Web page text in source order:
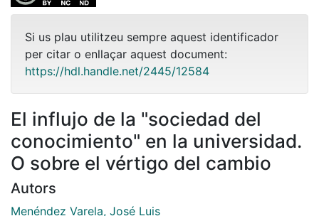
Si us plau utilitzeu sempre aquest identificador
per citar o enllaçar aquest document:
https://hdl.handle.net/2445/12584
El influjo de la "sociedad del
conocimiento" en la universidad.
O sobre el vértigo del cambio
Autors
Menéndez Varela, José Luis